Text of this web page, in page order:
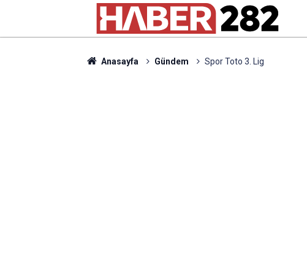
Anasayfa Gündem Spor Toto 3. Lig